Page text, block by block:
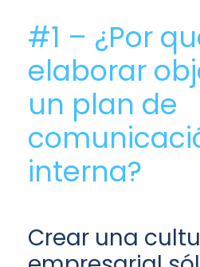
#1 – ¿Por
elaborar
un plan de
interna?
Crear una